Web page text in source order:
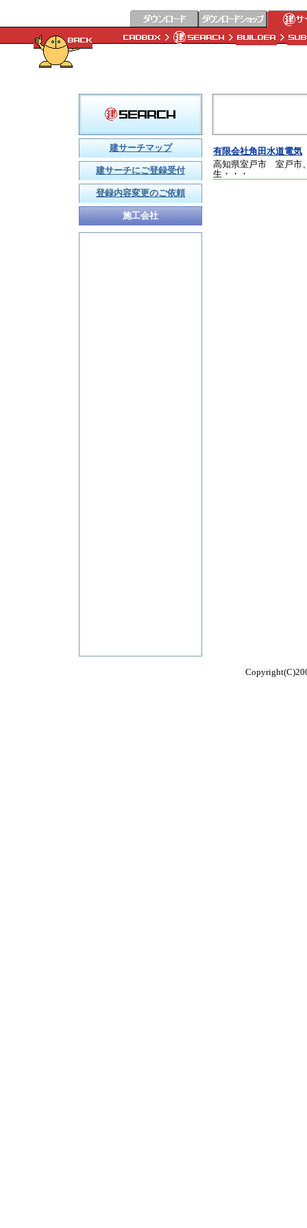
建サーチマップ
建サーチにご登録受付
登録内容変更のご依頼
施工会社
有限会社角田水道電気
高知県室戸市 室戸市
生 ・・・